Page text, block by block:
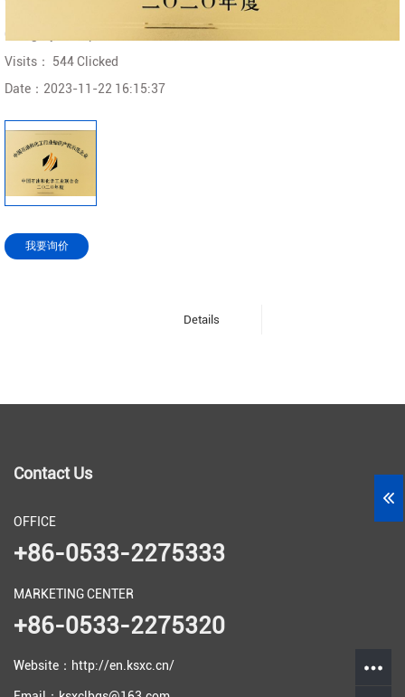
Category：
Visits：
544 Clicked
Date： 2023-11-22 16:15:37
我要询价
Details
Contact Us
OFFICE
+86-0533-2275333
MARKETING CENTER
+86-0533-2275320
Website：http://en.ksxc.cn/